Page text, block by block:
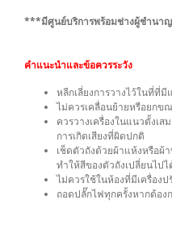
***มีศูนย์บริการพร้อมช่างผู้ชำนา
คำแนะนำและข้อควรระวัง
หลีกเลี่ยงการวางไว้ในที่ที่
ไม่ควรเคลื่อนย้ายหรือยกข
ควรวางเครื่องในแนวตั้งเ
การเกิดเสียงที่ผิดปกติ
เช็ดตัวถังด้วยผ้าแห้งหรือผ้
ทำให้สีของตัวถังเปลี่ยนไปไ
ไม่ควรใช้ในห้องที่มีเครื่อง
ถอดปลั๊กไฟทุกครั้งหากต้อง